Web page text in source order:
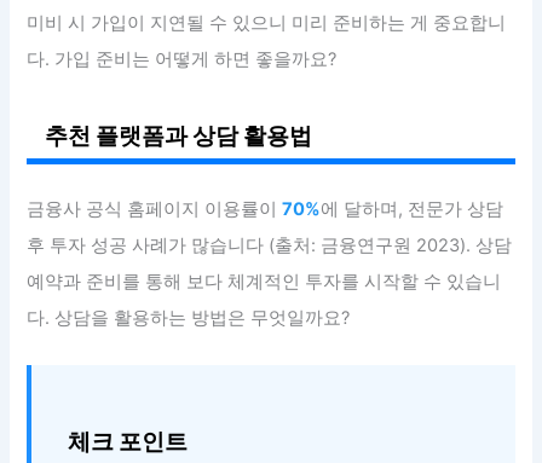
미비 시 가입이 지연될 수 있으니 미리 준비하는 게 중요합니
다. 가입 준비는 어떻게 하면 좋을까요?
추천 플랫폼과 상담 활용법
금융사 공식 홈페이지 이용률이70%에 달하며, 전문가 상담
후 투자 성공 사례가 많습니다 (출처: 금융연구원 2023). 상담
예약과 준비를 통해 보다 체계적인 투자를 시작할 수 있습니
다. 상담을 활용하는 방법은 무엇일까요?
체크 포인트